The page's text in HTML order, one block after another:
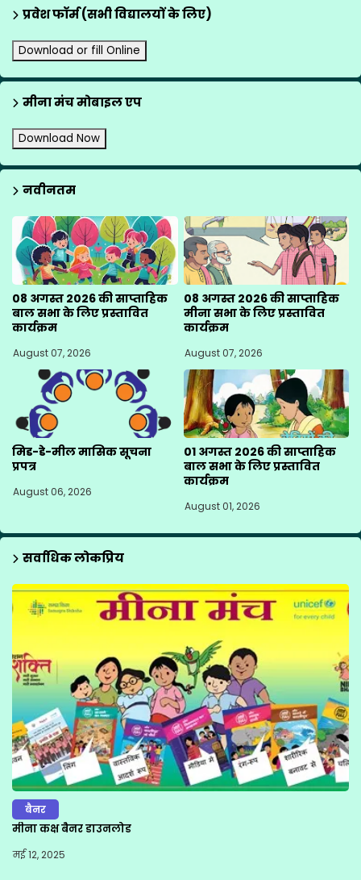
प्रवेश फॉर्म (सभी विद्यालयों के लिए)
Download or fill Online
मीना मंच मोबाइल एप
Download Now
नवीनतम
08 अगस्त 2026 की साप्ताहिक
बाल सभा के लिए प्रस्तावित
कार्यक्रम
August 07, 2026
08 अगस्त 2026 की साप्ताहिक
मीना सभा के लिए प्रस्तावित
कार्यक्रम
August 07, 2026
मिड-डे-मील मासिक सूचना
प्रपत्र
August 06, 2026
01 अगस्त 2026 की साप्ताहिक
बाल सभा के लिए प्रस्तावित
कार्यक्रम
August 01, 2026
सर्वाधिक लोकप्रिय
बैनर
मीना कक्ष बैनर डाउनलोड
मई 12, 2025